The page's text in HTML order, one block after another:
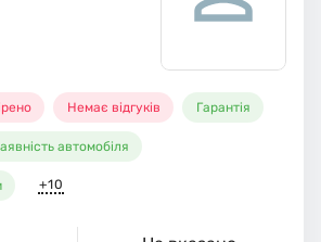
Немає відгуків Гарантія
автомобіля
+10